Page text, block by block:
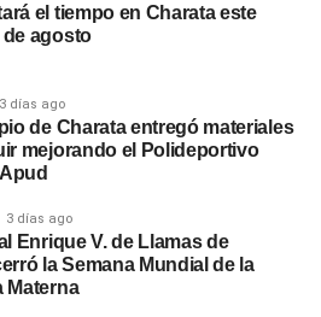
el tiempo en Charata este
agosto
3 días ago
de Charata entregó materiales
mejorando el Polideportivo
3 días ago
Enrique V. de Llamas de
la Semana Mundial de la
Materna